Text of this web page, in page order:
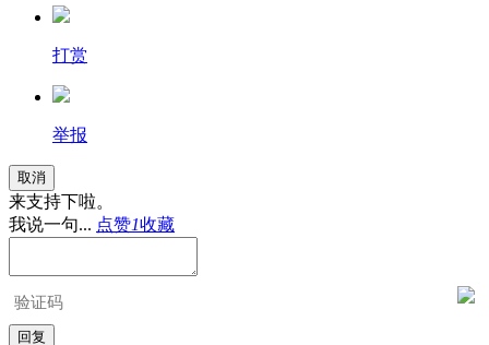
打赏
举报
取消
来支持下啦。
我说一句... 点赞1收藏